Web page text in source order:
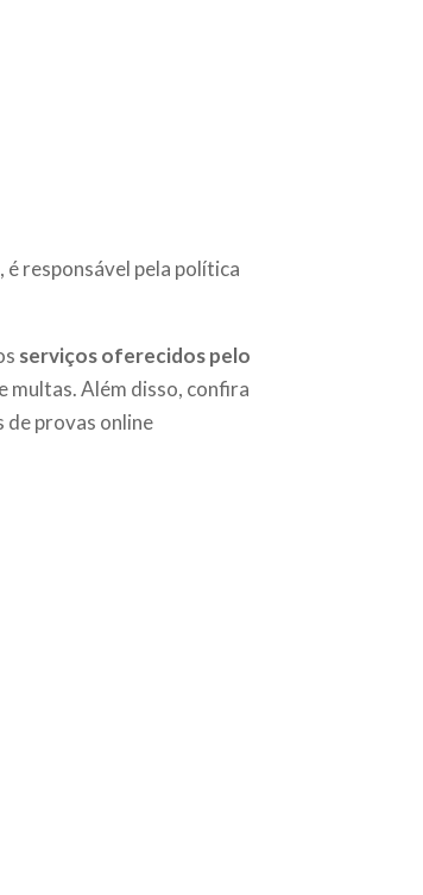
, é responsável pela política
serviços oferecidos pelo
multas. Além disso, confira
de provas online